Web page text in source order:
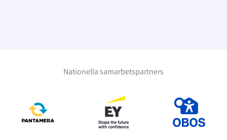
Nationella samarbetspartners